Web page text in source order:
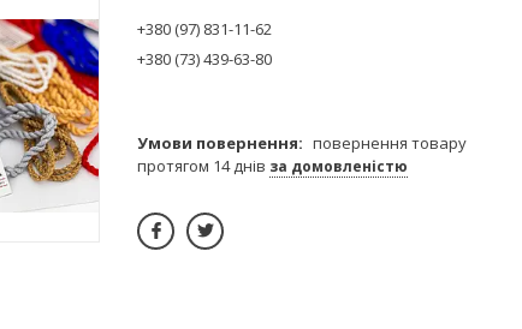
+380 (97) 831-11-62
+380 (73) 439-63-80
повернення товару
протягом 14 днів за домовленістю